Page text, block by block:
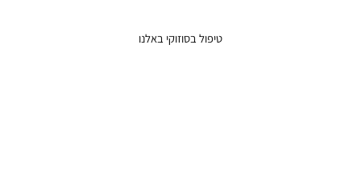
טיפול בסוזוקי באלנו